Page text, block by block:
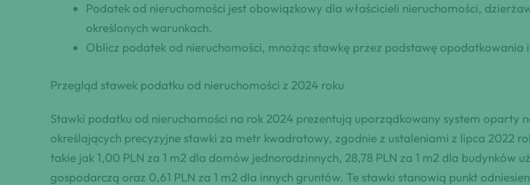
Podatek od nieruchomości jest obowiązkowy dla właścicieli nieruchomości,
określonych warunkach.
Oblicz podatek od nieruchomości, mnożąc stawkę przez podstawę
Przegląd stawek podatku od nieruchomości z 2024 roku
Stawki podatku od nieruchomości na rok 2024 prezentują uporządkowany system oparty
określających precyzyjne stawki za metr kwadratowy, zgodnie z ustaleniami z lipca 2022
takie jak 1,00 PLN za 1 m2 dla domów jednorodzinnych, 28,78 PLN za 1 m2 dla budynków
gospodarczą oraz 0,61 PLN za 1 m2 dla innych gruntów. Te stawki stanowią punkt